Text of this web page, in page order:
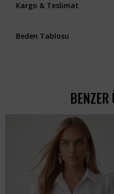
Kargo & Teslimat
Beden Tablosu